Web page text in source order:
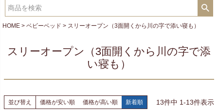
HOME ベビーベッド スリーオープン（3面開くから川の字で添い寝も）
スリーオープン（3面開くから川の字で添
い寝も）
並び替え 価格が安い順 価格が高い順 新着順 13件中 1-13件表示